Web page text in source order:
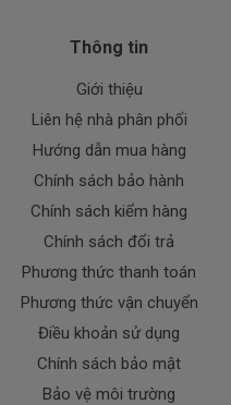
Đông Á, TP.HCM
Sacombank, TPHCM
gọi0908.251.500ngay
gửi hàng liền cho quý
thế – bảo
Tphcm
Thông tin
Giới thiệu
Liên hệ nhà phân phối
Hướng dẫn mua hàng
Chính sách bảo hành
Chính sách kiểm hàng
Chính sách đổi trả
Phương thức thanh toán
Phương thức vận chuyển
Điều khoản sử dụng
Chính sách bảo mật
Bảo vệ môi trường